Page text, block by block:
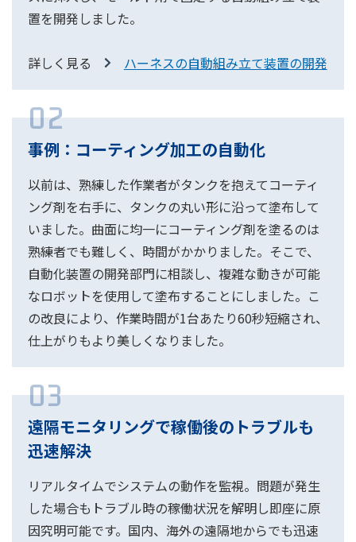
置を開発しました。
詳しく見る ハーネスの自動組み立て装置の開発
02
事例：コーティング加工の自動化
以前は、熟練した作業者がタンクを抱えてコーティ
ング剤を右手に、タンクの丸い形に沿って塗布して
いました。曲面に均一にコーティング剤を塗るのは
熟練者でも難しく、時間がかかりました。そこで、
自動化装置の開発部門に相談し、複雑な動きが可能
なロボットを使用して塗布することにしました。こ
の改良により、作業時間が1台あたり60秒短縮され、
仕上がりもより美しくなりました。
03
遠隔モニタリングで稼働後のトラブルも
迅速解決
リアルタイムでシステムの動作を監視。問題が発生
した場合もトラブル時の稼働状況を解明し即座に原
因究明可能です。国内、海外の遠隔地からでも迅速